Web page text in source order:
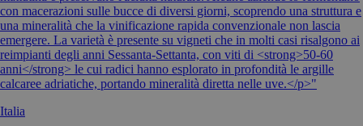
con macerazioni sulle bucce di diversi giorni, scoprendo una struttura e
una mineralità che la vinificazione rapida convenzionale non lascia
emergere. La varietà è presente su vigneti che in molti casi risalgono ai
reimpianti degli anni Sessanta-Settanta, con viti di <strong>50-60
anni</strong> le cui radici hanno esplorato in profondità le argille
calcaree adriatiche, portando mineralità diretta nelle uve.</p>"
Italia